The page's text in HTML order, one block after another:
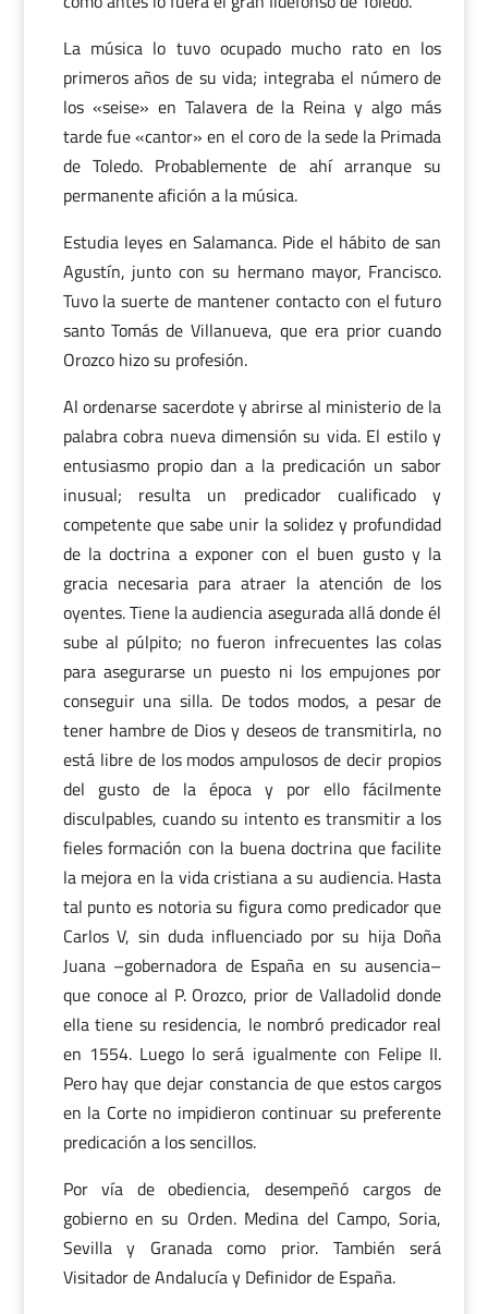
La música lo tuvo ocupado mucho rato en los
primeros años de su vida; integraba el número de
los «seise» en Talavera de la Reina y algo más
tarde fue «cantor» en el coro de la sede la Primada
de Toledo. Probablemente de ahí arranque su
permanente afición a la música.
Estudia leyes en Salamanca. Pide el hábito de san
Agustín, junto con su hermano mayor, Francisco.
Tuvo la suerte de mantener contacto con el futuro
santo Tomás de Villanueva, que era prior cuando
Orozco hizo su profesión.
Al ordenarse sacerdote y abrirse al ministerio de la
palabra cobra nueva dimensión su vida. El estilo y
entusiasmo propio dan a la predicación un sabor
inusual; resulta un predicador cualificado y
competente que sabe unir la solidez y profundidad
de la doctrina a exponer con el buen gusto y la
gracia necesaria para atraer la atención de los
oyentes. Tiene la audiencia asegurada allá donde él
sube al púlpito; no fueron infrecuentes las colas
para asegurarse un puesto ni los empujones por
conseguir una silla. De todos modos, a pesar de
tener hambre de Dios y deseos de transmitirla, no
está libre de los modos ampulosos de decir propios
del gusto de la época y por ello fácilmente
disculpables, cuando su intento es transmitir a los
fieles formación con la buena doctrina que facilite
la mejora en la vida cristiana a su audiencia. Hasta
tal punto es notoria su figura como predicador que
Carlos V, sin duda influenciado por su hija Doña
Juana –gobernadora de España en su ausencia–
que conoce al P. Orozco, prior de Valladolid donde
ella tiene su residencia, le nombró predicador real
en 1554. Luego lo será igualmente con Felipe II.
Pero hay que dejar constancia de que estos cargos
en la Corte no impidieron continuar su preferente
predicación a los sencillos.
Por vía de obediencia, desempeñó cargos de
gobierno en su Orden. Medina del Campo, Soria,
Sevilla y Granada como prior. También será
Visitador de Andalucía y Definidor de España.